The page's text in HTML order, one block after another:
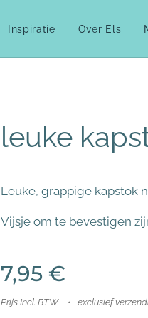
Inspiratie Over Els
leuke
Leuke, grappige kapstok
Vijsje om te bevestigen
7,95 €
Prijs Incl. BTW exclusief